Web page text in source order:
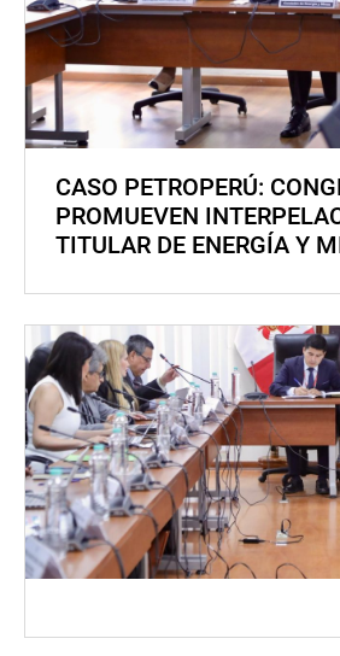
CASO PETROPERÚ:
PROMUEVEN
TITULAR DE ENERGÍA Y